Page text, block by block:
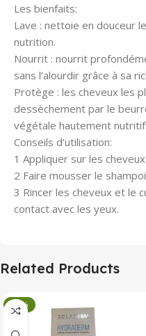
Les bienfaits:
Lave : nettoie en douceur
nutrition.
Nourrit : nourrit
sans l’alourdir grâce à sa
Protège : les cheveux les
dessèchement par le
végétale hautement nutritif.
Conseils d’utilisation:
1 Appliquer sur les
2 Faire mousser le
3 Rincer les cheveux et le
contact avec les yeux.
Related Products
-34%